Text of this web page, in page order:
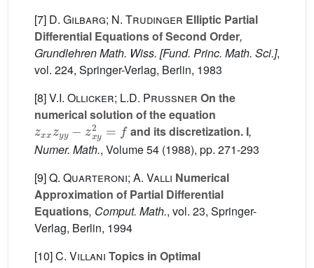
[7] D. Gilbarg; N. Trudinger Elliptic Partial
Differential Equations of Second Order,
Grundlehren Math. Wiss. [Fund. Princ. Math. Sci.],
vol. 224, Springer-Verlag, Berlin, 1983
[8]V.I. Ollicker; L.D. Prussner On the
numerical solution of the equation
zxxzyy−zxy2=f
and its discretization. I,
Numer. Math., Volume 54 (1988), pp. 271-293
[9]Q. Quarteroni; A. Valli Numerical
Approximation of Partial Differential
Equations, Comput. Math., vol. 23, Springer-
Verlag, Berlin, 1994
[10]C. Villani Topics in Optimal